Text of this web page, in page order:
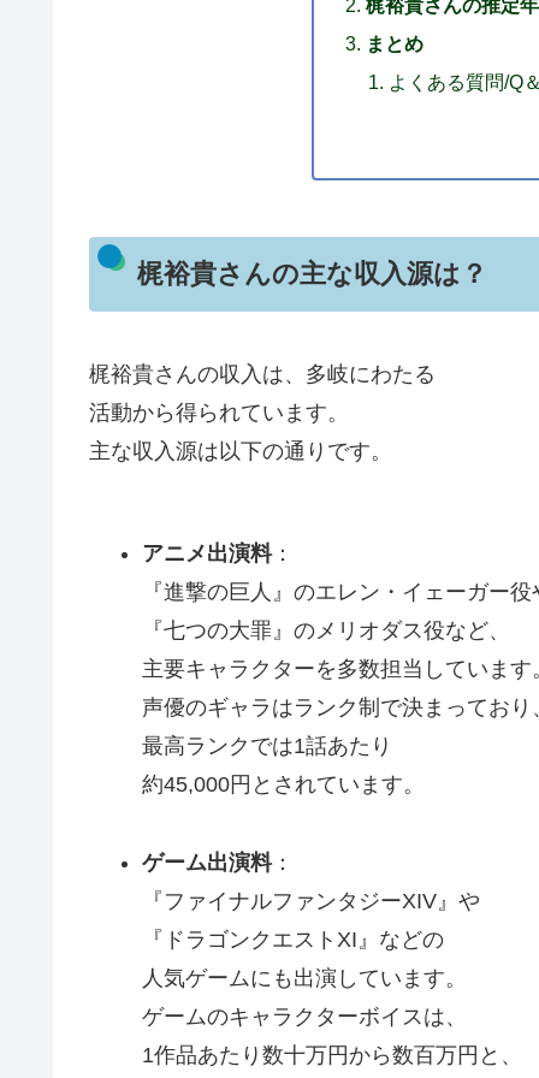
梶裕貴さんの推定
まとめ
よくある質問/Q
梶裕貴さんの主な収入源は？
梶裕貴さんの収入は、多岐にわたる
活動から得られています。
主な収入源は以下の通りです。
アニメ出演料：
『進撃の巨人』のエレン・イェーガー役
『七つの大罪』のメリオダス役など、
主要キャラクターを多数担当しています
声優のギャラはランク制で決まっており
最高ランクでは1話あたり
約45,000円とされています。
ゲーム出演料：
『ファイナルファンタジーXIV』や
『ドラゴンクエストXI』などの
人気ゲームにも出演しています。
ゲームのキャラクターボイスは、
1作品あたり数十万円から数百万円と、